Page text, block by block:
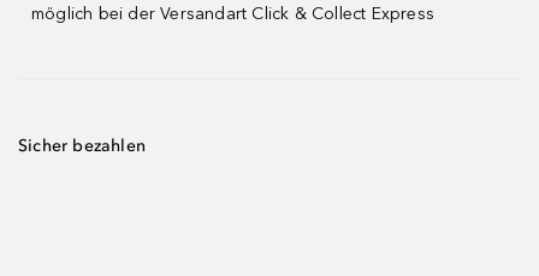
möglich bei der Versandart Click & Collect Express
Sicher bezahlen